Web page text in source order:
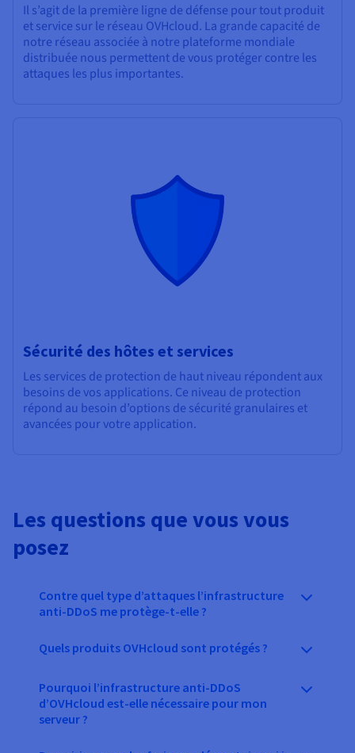
Il s’agit de la première ligne de défense pour tout produit
et service sur le réseau OVHcloud. La grande capacité de
notre réseau associée à notre plateforme mondiale
distribuée nous permettent de vous protéger contre les
attaques les plus importantes.
Sécurité des hôtes et services
Les services de protection de haut niveau répondent aux
besoins de vos applications. Ce niveau de protection
répond au besoin d’options de sécurité granulaires et
avancées pour votre application.
Les questions que vous vous
posez
Contre quel type d’attaques l’infrastructure
anti-DDoS me protège-t-elle ?
Quels produits OVHcloud sont protégés ?
Pourquoi l’infrastructure anti-DDoS
d’OVHcloud est-elle nécessaire pour mon
serveur ?